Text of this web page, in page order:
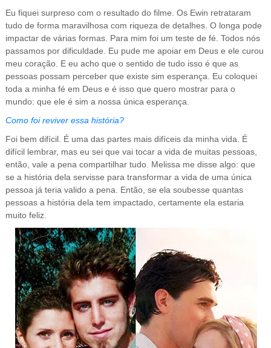
Eu fiquei surpreso com o resultado do filme. Os Ewin retrataram
tudo de forma maravilhosa com riqueza de detalhes. O longa pode
impactar de várias formas. Para mim foi um teste de fé. Todos nós
passamos por dificuldade. Eu pude me apoiar em Deus e ele curou
meu coração. E eu acho que o sentido de tudo isso é que as
pessoas possam perceber que existe sim esperança. Eu coloquei
toda a minha fé em Deus e é isso que quero mostrar para o
mundo: que ele é sim a nossa única esperança.
Como foi reviver essa história?
Foi bem difícil. É uma das partes mais difíceis da minha vida. É
difícil lembrar, mas eu sei que vai tocar a vida de muitas pessoas,
então, vale a pena compartilhar tudo. Melissa me disse algo: que
se a história dela servisse para transformar a vida de uma única
pessoa já teria valido a pena. Então, se ela soubesse quantas
pessoas a história dela tem impactado, certamente ela estaria
muito feliz.